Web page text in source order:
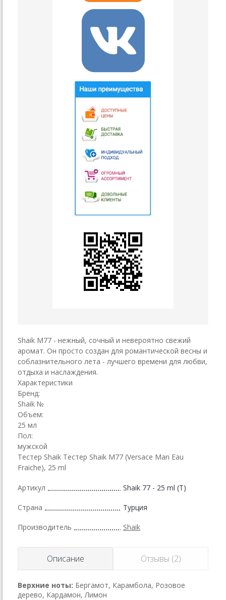
Shaik M77 - нежный, сочный и невероятно свежий
аромат. Он просто создан для романтической весны и
соблазнительного лета - лучшего времени для любви,
отдыха и наслаждения.
Характеристики
Бренд:
Shaik №
Объем:
25 мл
Пол:
мужской
Тестер Shaik Тестер Shaik M77 (Versace Man Eau
Fraiche), 25 ml
Артикул Shaik 77 - 25 ml (T)
Страна Турция
Производитель Shaik
Описание Отзывы (2)
Верхние ноты: Бергамот, Карамбола, Розовое
дерево, Кардамон, Лимон